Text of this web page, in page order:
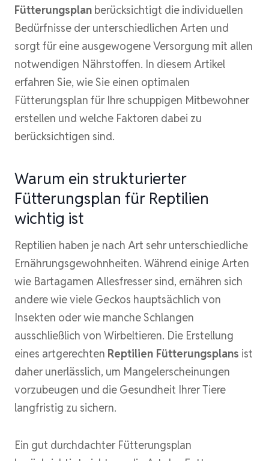
Fütterungsplan berücksichtigt die individuellen
Bedürfnisse der unterschiedlichen Arten und
sorgt für eine ausgewogene Versorgung mit allen
notwendigen Nährstoffen. In diesem Artikel
erfahren Sie, wie Sie einen optimalen
Fütterungsplan für Ihre schuppigen Mitbewohner
erstellen und welche Faktoren dabei zu
berücksichtigen sind.
Warum ein strukturierter
Fütterungsplan für Reptilien
wichtig ist
Reptilien haben je nach Art sehr unterschiedliche
Ernährungsgewohnheiten. Während einige Arten
wie Bartagamen Allesfresser sind, ernähren sich
andere wie viele Geckos hauptsächlich von
Insekten oder wie manche Schlangen
ausschließlich von Wirbeltieren. Die Erstellung
eines artgerechten Reptilien Fütterungsplans ist
daher unerlässlich, um Mangelerscheinungen
vorzubeugen und die Gesundheit Ihrer Tiere
langfristig zu sichern.
Ein gut durchdachter Fütterungsplan